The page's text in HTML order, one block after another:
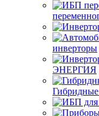
инверторы
ЭНЕРГИЯ
Гибридные